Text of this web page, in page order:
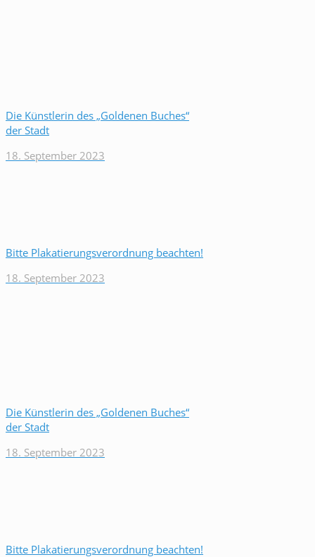
Die Künstlerin des „Goldenen Buches“
der Stadt
18. September 2023
Bitte Plakatierungsverordnung beachten!
18. September 2023
Die Künstlerin des „Goldenen Buches“
der Stadt
18. September 2023
Bitte Plakatierungsverordnung beachten!